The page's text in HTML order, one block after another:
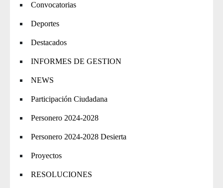
Convocatorias
Deportes
Destacados
INFORMES DE GESTION
NEWS
Participación Ciudadana
Personero 2024-2028
Personero 2024-2028 Desierta
Proyectos
RESOLUCIONES